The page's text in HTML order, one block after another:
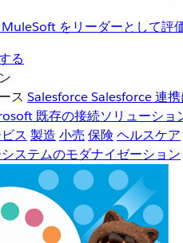
をリーダーとして評
る
ス SalesforceSalesforce 連
既存の接続ソリューショ
ス 製造 小売 保険 ヘルスケア
ステムのモダナイゼーション